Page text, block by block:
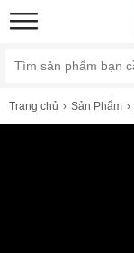
Trang chủ Sản Phẩm